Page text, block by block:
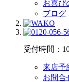
お喜び
ブログ
受付時間：
来店予
お問合